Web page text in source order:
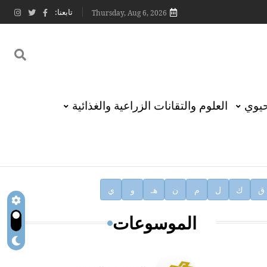
Thursday, Aug 6, 2026 تابعنا:
العلوم والتقانات الزراعية والغذائية
ق ك ل م ن هـ و ي
الموسوعات